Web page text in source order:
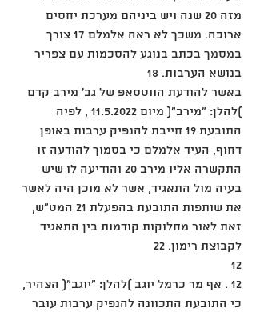
מזה 20 שנה ויש ביניהם מערכת יחסים
ארוכה. משכך לא ראה אלמלם 17 צורך
במסמך בכתב בנוגע להסכמות עם צפריר
בנושא הערבות. 18
באשר להודעת הווטסאפ של גב' מירב קדם
)להלן: "מירב"( מיום 11.5.2022 , לפיה
התובעת 19 חייבת להנפיק ערבות באופן
דחוף, העיד אלמלם כי בסמוך להודעה זו
התקשרה אליו מירב 20 והודיעה לו שיש
בעיה מול התאגיד, אשר לא מוכן היה לאשר
את שותפות התובעת בהפעלת 21 המט"ש,
זאת לאור מחלוקות קודמות בין התאגיד
לקבוצת רימון. 22
12
12 . אף מר כרמל יוגב )להלן: "יוגב"( הצהיר,
כי התובעת התכוונה להנפיק ערבות עובר